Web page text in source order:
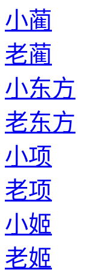
小蔺
老蔺
小东方
老东方
小项
老项
小姬
老姬